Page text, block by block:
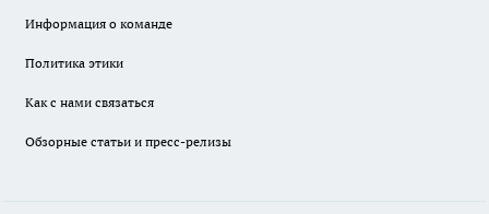
Информация о команде
Политика этики
Как с нами связаться
Обзорные статьи и пресс-релизы